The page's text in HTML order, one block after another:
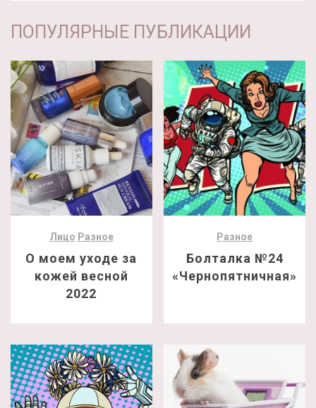
ПОПУЛЯРНЫЕ ПУБЛИКАЦИИ
Лицо Разное
О моем уходе за
кожей весной
2022
Разное
Болталка №24
«Чернопятничная»